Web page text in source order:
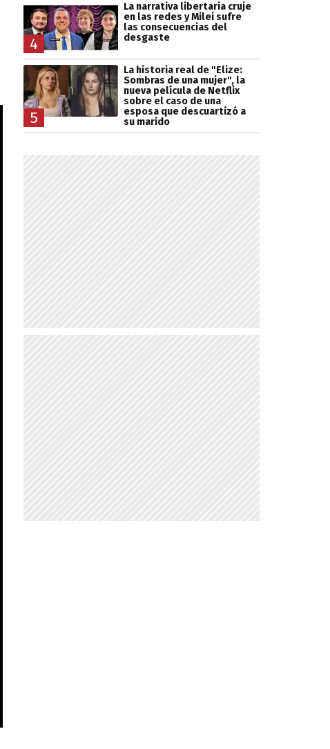
4
La narrativa libertaria cruje
en las redes y Milei sufre
las consecuencias del
desgaste
5
La historia real de "Elize:
Sombras de una mujer", la
nueva película de Netflix
sobre el caso de una
esposa que descuartizó a
su marido